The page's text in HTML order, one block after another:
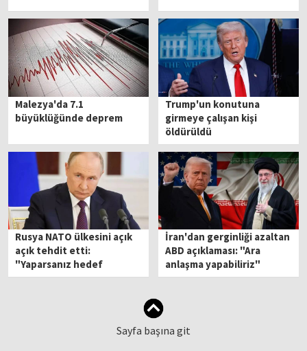
Malezya'da 7.1
büyüklüğünde deprem
Trump'un konutuna
girmeye çalışan kişi
öldürüldü
Rusya NATO ülkesini açık
açık tehdit etti:
"Yaparsanız hedef
olursunuz"
İran'dan gerginliği azaltan
ABD açıklaması: "Ara
anlaşma yapabiliriz"
Sayfa başına git